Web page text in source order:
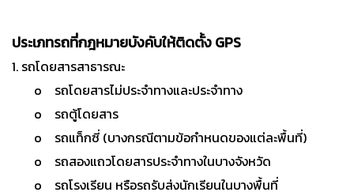
ประเภทรถที่กฎหมายบังคับให้ติดตั้ง GPS
1. รถโดยสารสาธารณะ
o รถโดยสารไม่ประจำทางและประจำทาง
o รถตู้โดยสาร
o รถแท็กซี่ (บางกรณีตามข้อกำหนดของแต่ละพื้นที่)
o รถสองแถวโดยสารประจำทางในบางจังหวัด
o รถโรงเรียน หรือรถรับส่งนักเรียนในบางพื้นที่